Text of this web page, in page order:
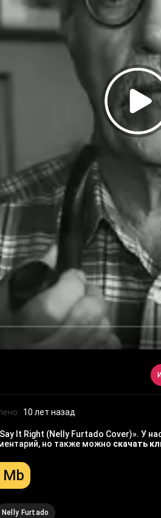
10 лет назад
It Right (Nelly Furtado Cover)». У
но также можно скачать
Nelly Furtado